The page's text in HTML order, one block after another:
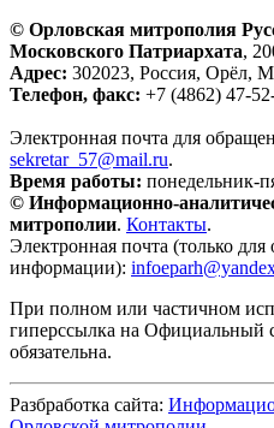
© Орловская митрополия
Московского Патриархата,
Адрес: 302023, Россия, Орёл,
Телефон, факс: +7 (4862) 47-
Электронная почта для
sekretar_57@mail.ru.
Время работы: понедельник-
© Информационно-
митрополии. Контакты.
Электронная почта (только
информации):
При полном или частичном
гиперссылка на Официальный
обязательна.
Разбработка сайта: